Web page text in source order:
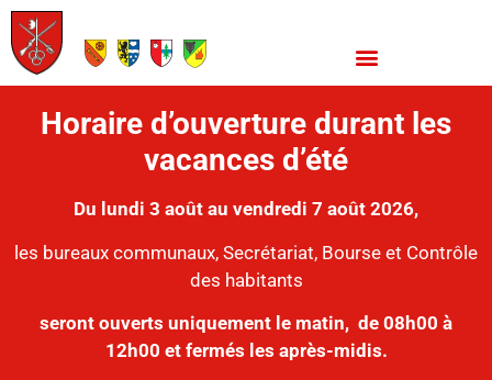
Horaire d’ouverture durant les
vacances d’été
Du lundi 3 août au vendredi 7 août 2026,
les bureaux communaux, Secrétariat, Bourse et Contrôle
des habitants
seront ouverts uniquement le matin, de 08h00 à
12h00 et fermés les après-midis.